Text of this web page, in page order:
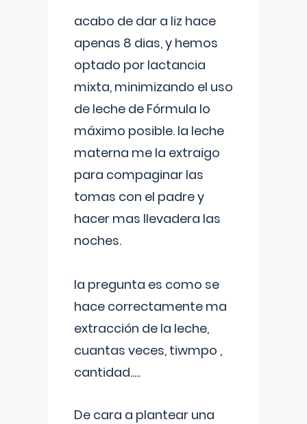
acabo de dar a liz hace
apenas 8 dias, y hemos
optado por lactancia
mixta, minimizando el uso
de leche de Fórmula lo
máximo posible. la leche
materna me la extraigo
para compaginar las
tomas con el padre y
hacer mas llevadera las
noches.
la pregunta es como se
hace correctamente ma
extracción de la leche,
cuantas veces, tiwmpo ,
cantidad.....
De cara a plantear una